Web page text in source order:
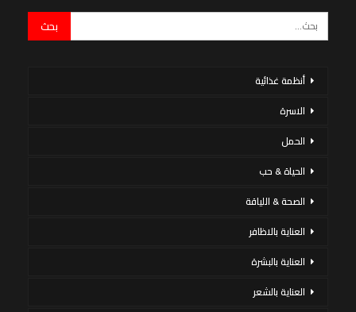
أنظمة غذائية
الاسرة
الحمل
الحياة & حب
الصحة & اللياقة
العناية بالاظافر
العناية بالبشرة
العناية بالشعر